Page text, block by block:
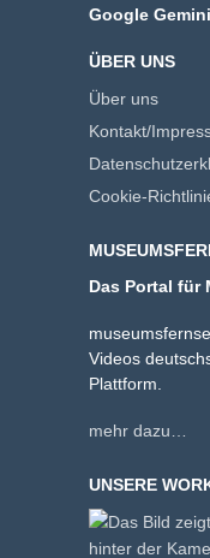
Google Gemini
ÜBER UNS
Über uns
Kontakt/
Cookie-
Das Portal für
Videos
Plattform.
mehr dazu…
UNSERE